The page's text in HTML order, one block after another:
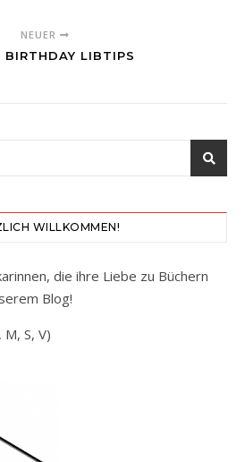
NEUER
BIRTHDAY LIBTIPS
WILLKOMMEN!
die ihre Liebe zu Büchern
Blog!
S, V)